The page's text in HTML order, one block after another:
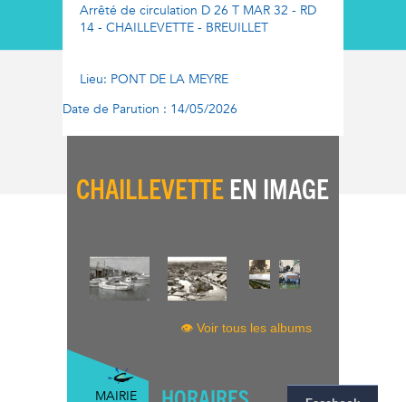
Arrêté de circulation D 26 T MAR 32 - RD
14 - CHAILLEVETTE - BREUILLET
Lieu: PONT DE LA MEYRE
Date de Parution : 14/05/2026
CHAILLEVETTE EN IMAGE
👁 Voir tous les albums
MAIRIE